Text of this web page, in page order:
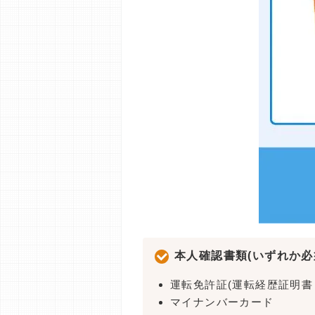
本人確認書類(いずれか
運転免許証(運転経歴証明書
マイナンバーカード